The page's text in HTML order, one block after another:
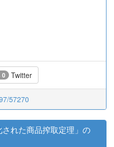
0 Twitter
57270
された商品搾取定理」の